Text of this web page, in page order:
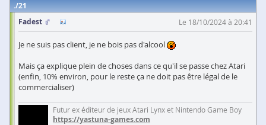
21
Fadest
Le 18/10/2024 à 20:41
Je ne suis pas client, je ne bois pas d'alcool
Mais ça explique plein de choses dans ce qu'il se passe chez Atari
(enfin, 10% environ, pour le reste ça ne doit pas être légal de le
commercialiser)
Futur ex éditeur de jeux Atari Lynx et Nintendo Game Boy
https://yastuna-games.com